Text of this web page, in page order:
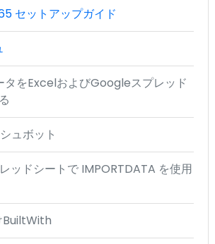
セットアップガイド
をExcelおよびGoogleスプレッド
ュボット
ッドシートで IMPORTDATA を使用
BuiltWith